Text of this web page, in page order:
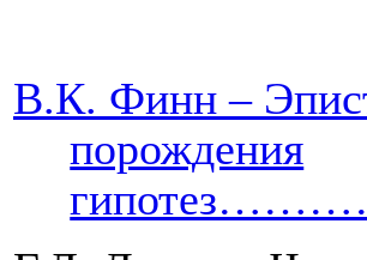
В.К. Финн –
порождения